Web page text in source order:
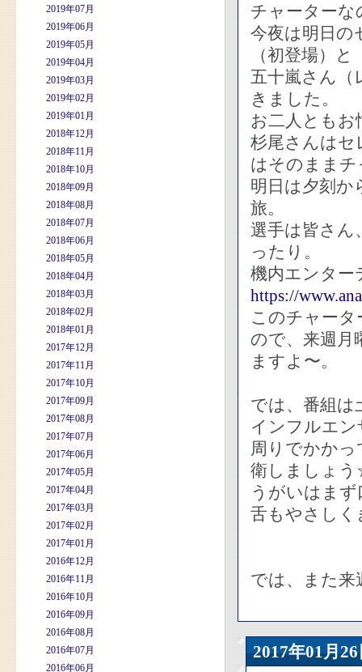
2019年07月
2019年06月
2019年05月
2019年04月
2019年03月
2019年02月
2019年01月
2018年12月
2018年11月
2018年10月
2018年09月
2018年08月
2018年07月
2018年06月
2018年05月
2018年04月
2018年03月
2018年02月
2018年01月
2017年12月
2017年11月
2017年10月
2017年09月
2017年08月
2017年07月
2017年06月
2017年05月
2017年04月
2017年03月
2017年02月
2017年01月
2016年12月
2016年11月
2016年10月
2016年09月
2016年08月
2016年07月
2016年06月
チャーターな
今夜は明日の
（初登場）と
五十嵐さん（
きました。
お二人とも
杉尾さんはセ
はそのまま
明日は夕刻か
旅。
選手は皆さん
ったり。
機内エンター
https://
このチャータ
ので、来週月
ますよ〜。
では、番組は
インフルエ
周りでかか
衛しましょ
うがいはま
舌もやさし
では、また来
2017年01